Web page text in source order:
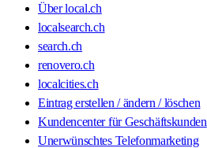
Über local.ch
localsearch.ch
search.ch
renovero.ch
localcities.ch
Eintrag erstellen / ändern / löschen
Kundencenter für Geschäftskunden
Unerwünschtes Telefonmarketing